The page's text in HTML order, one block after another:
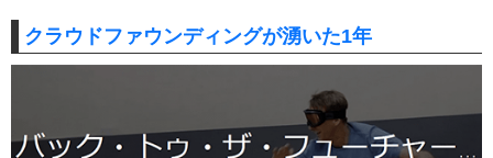
クラウドファウンディングが湧いた1年